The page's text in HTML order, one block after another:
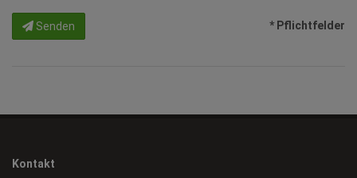
Senden * Pflichtfelder
Kontakt